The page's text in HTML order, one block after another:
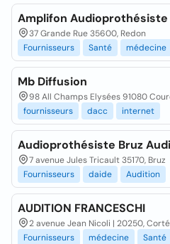
Amplifon Audioprothésiste
37 Grande Rue 35600, Redon
Fournisseurs
Santé médecine
Mb Diffusion
98 All Champs Elysées 91080
fournisseurs
dacc internet
Audioprothésiste Bruz
7 avenue Jules Tricault 35170, Bruz
Fournisseurs
daide Audition
AUDITION FRANCESCHI
2 avenue Jean Nicoli | 20250, Corté
Fournisseurs
médecine Santé